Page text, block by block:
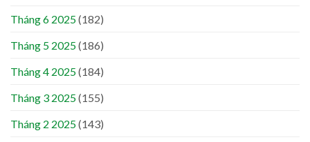
Tháng 6 2025(182)
Tháng 5 2025(186)
Tháng 4 2025(184)
Tháng 3 2025(155)
Tháng 2 2025(143)